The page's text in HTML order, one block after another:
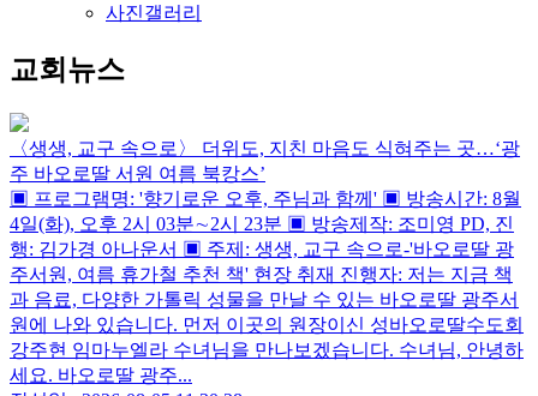
사진갤러리
교회뉴스
〈생생, 교구 속으로〉 더위도, 지친 마음도 식혀주는 곳…‘광
주 바오로딸 서원 여름 북캉스’
▣ 프로그램명: '향기로운 오후, 주님과 함께' ▣ 방송시간: 8월
4일(화), 오후 2시 03분∼2시 23분 ▣ 방송제작: 조미영 PD, 진
행: 김가경 아나운서 ▣ 주제: 생생, 교구 속으로-'바오로딸 광
주서원, 여름 휴가철 추천 책' 현장 취재 진행자: 저는 지금 책
과 음료, 다양한 가톨릭 성물을 만날 수 있는 바오로딸 광주서
원에 나와 있습니다. 먼저 이곳의 원장이신 성바오로딸수도회
강주현 임마누엘라 수녀님을 만나보겠습니다. 수녀님, 안녕하
세요. 바오로딸 광주...